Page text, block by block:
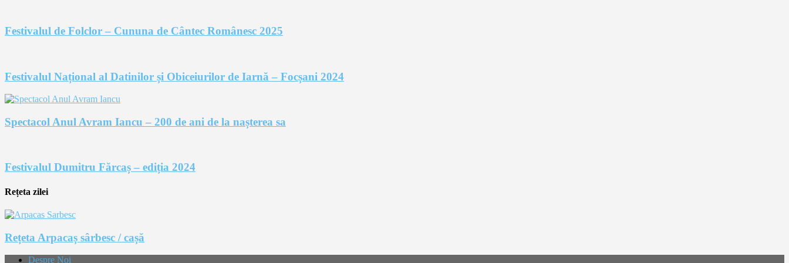
Festivalul de Folclor – Cununa de Cântec Românesc 2025
Festivalul Național al Datinilor și Obiceiurilor de Iarnă – Focșani 2024
Spectacol Anul Avram Iancu – 200 de ani de la nașterea sa
Festivalul Dumitru Fărcaș – ediția 2024
Rețeta zilei
Rețeta Arpacaș sârbesc / cașă
Despre Noi